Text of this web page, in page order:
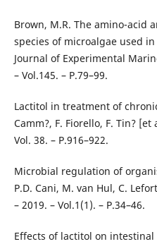
Brown, M.R. The amino-acid
species of microalgae used
Journal of Experimental
– Vol.145. – Р.79–99.
Lactitol in treatment of
Camm?, F. Fiorello, F. Tin?
Vol. 38. – Р.916–922.
Microbial regulation of
P.D. Cani, M. van Hul, C.
– 2019. – Vol.1(1). – Р.34–46.
Effects of lactitol on